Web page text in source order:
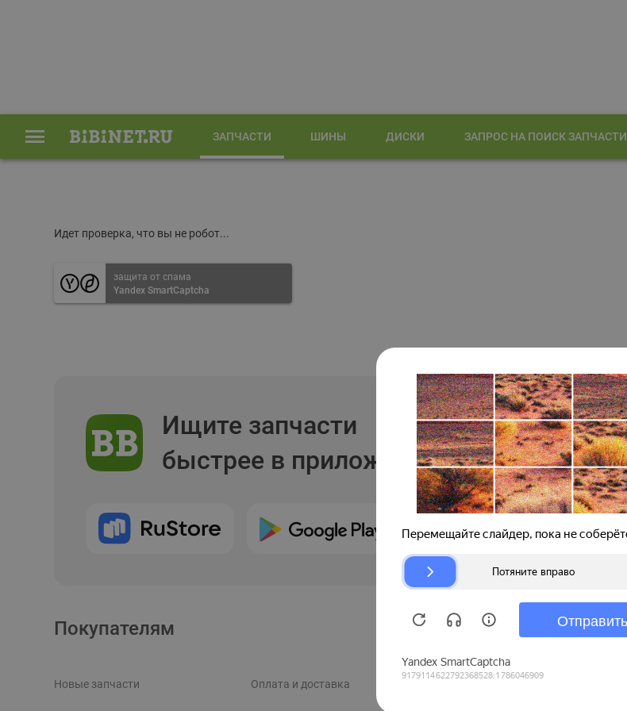
ЗАПЧАСТИ ШИНЫ ДИСКИ ЗАПРОС НА ПОИСК ЗАПЧАСТИ
Идет проверка, что вы не робот...
защита от спама
Yandex SmartCaptcha
Ищите запчасти
быстрее в приложении
Покупателям
Новые запчасти Оплата и доставка
Продавцам